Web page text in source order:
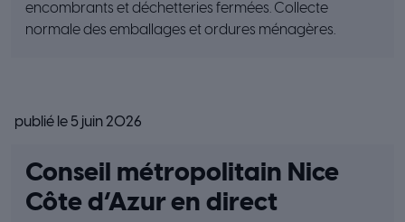
encombrants et déchetteries fermées. Collecte
normale des emballages et ordures ménagères.
publié le 5 juin 2026
Conseil métropolitain Nice
Côte d’Azur en direct